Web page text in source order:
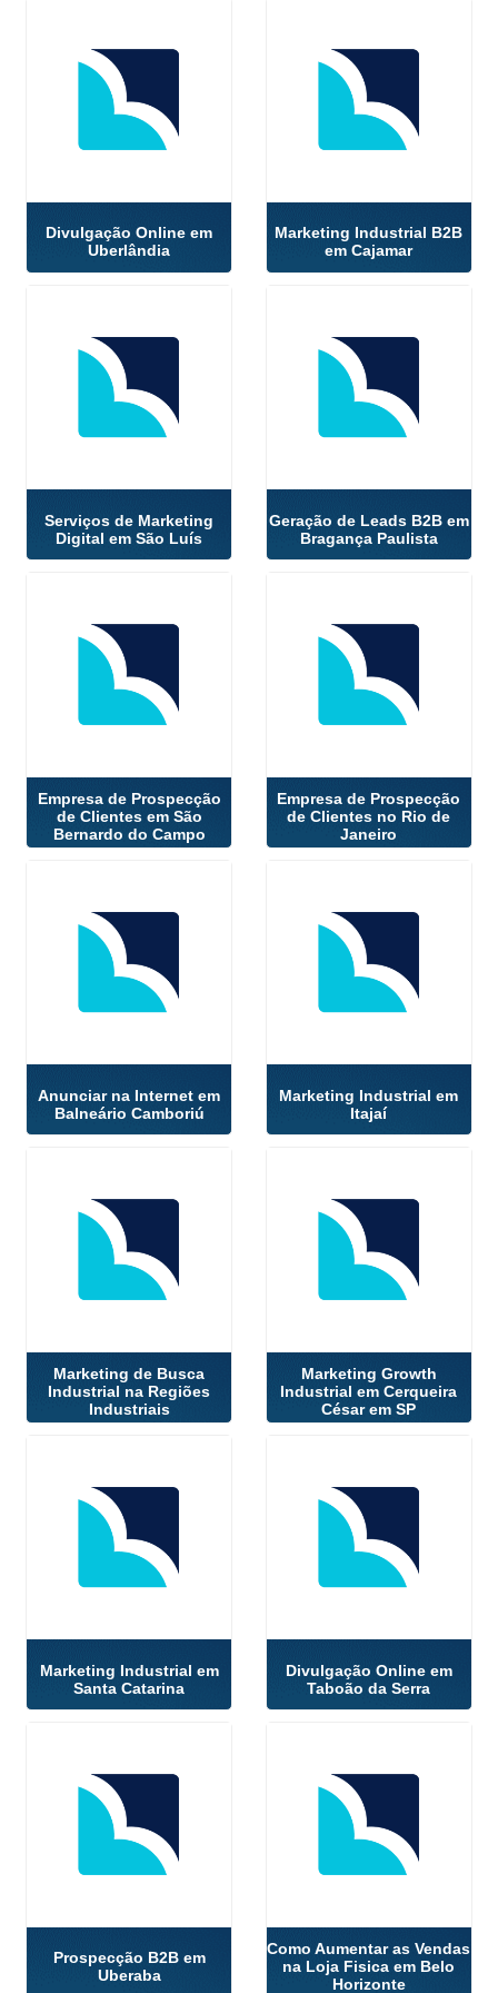
Divulgação Online em
Uberlândia
Marketing Industrial B2B
em Cajamar
Serviços de Marketing
Digital em São Luís
Geração de Leads B2B em
Bragança Paulista
Empresa de Prospecção
de Clientes em São
Bernardo do Campo
Empresa de Prospecção
de Clientes no Rio de
Janeiro
Anunciar na Internet em
Balneário Camboriú
Marketing Industrial em
Itajaí
Marketing de Busca
Industrial na Regiões
Industriais
Marketing Growth
Industrial em Cerqueira
César em SP
Marketing Industrial em
Santa Catarina
Divulgação Online em
Taboão da Serra
Prospecção B2B em
Uberaba
Como Aumentar as Vendas
na Loja Fisica em Belo
Horizonte